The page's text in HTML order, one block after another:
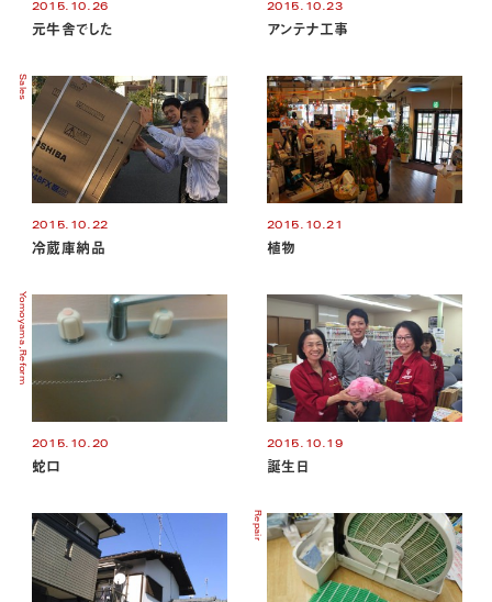
2015.10.26
元牛舎でした
2015.10.23
アンテナ工事
2015.10.22
Sales
冷蔵庫納品
2015.10.21
植物
2015.10.20
Yomoyama
Reform
蛇口
2015.10.19
誕生日
Repair